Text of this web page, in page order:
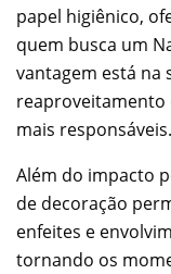
papel higiênico,
quem busca um
vantagem está na
reaproveitamento
mais responsáveis.
Além do impacto
de decoração
enfeites e
tornando os